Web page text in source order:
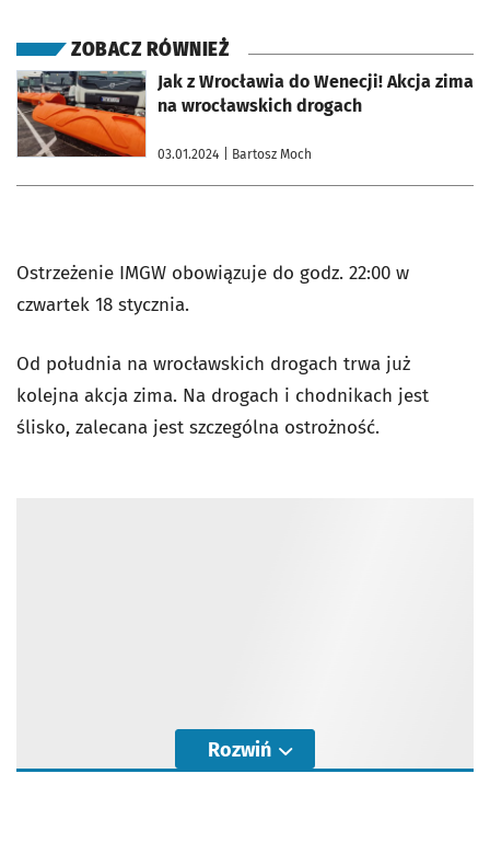
ZOBACZ RÓWNIEŻ
Jak z Wrocławia do Wenecji! Akcja zima
na wrocławskich drogach
03.01.2024 | Bartosz Moch
otworzy się w nowej karcie
Ostrzeżenie IMGW obowiązuje do godz. 22:00 w
czwartek 18 stycznia.
Od południa na wrocławskich drogach trwa już
kolejna akcja zima. Na drogach i chodnikach jest
ślisko, zalecana jest szczególna ostrożność.
Rozwiń